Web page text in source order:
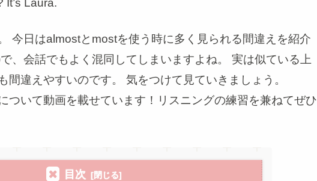
今日はalmostとmostを使う時に多く見られる間違えを紹介
、会話でもよく混同してしまいますよね。 実は似ている上
間違えやすいのです。 気をつけて見ていきましょう。
ついて動画を載せています！リスニングの練習を兼ねてぜひ
目次